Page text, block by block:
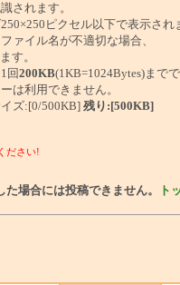
されます。
ピクセル以下で表示され
ァイル名が不適切な場合、
す。
回200KB(1KB=1024Bytes)まで
は利用できません。
ズ:[0/500KB]残り:[500KB]
ださい!
場合には投稿できません。 ト